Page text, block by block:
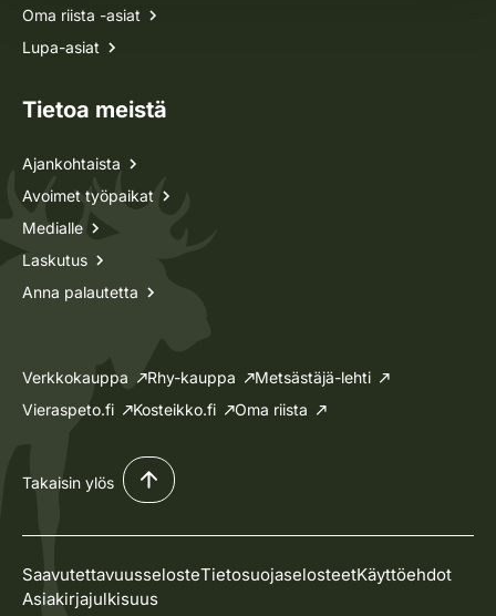
Oma riista -asiat
Lupa-asiat
Tietoa meistä
Ajankohtaista
Avoimet työpaikat
Medialle
Laskutus
Anna palautetta
Verkkokauppa Rhy-kauppa
Metsästäjä-lehti
Vieraspeto.fi
Kosteikko.fi Oma riista
Takaisin ylös
SaavutettavuusselosteTietosuojaselosteetKäyttöehdot
Asiakirjajulkisuus